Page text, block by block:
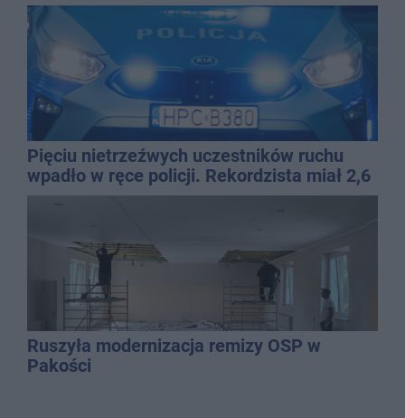
Pięciu nietrzeźwych uczestników ruchu
wpadło w ręce policji. Rekordzista miał 2,6
promila
Ruszyła modernizacja remizy OSP w
Pakości